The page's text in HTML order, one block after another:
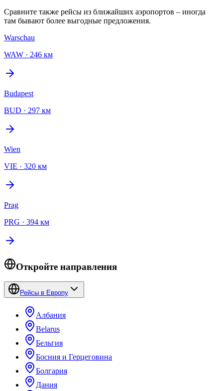
Сравните также рейсы из ближайших аэропортов – иногда
там бывают более выгодные предложения.
Warschau
WAW · 246 км
Budapest
BUD · 297 км
Wien
VIE · 320 км
Prag
PRG · 394 км
Откройте направления
Рейсы в Европу
Албания
Belarus
Бельгия
Босния и Герцеговина
Болгария
Дания